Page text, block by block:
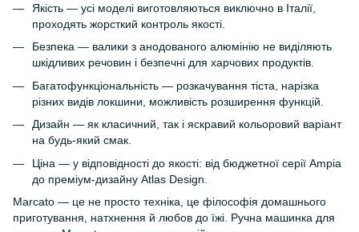
Якість — усі моделі виготовляються виключно в Італії,
проходять жорсткий контроль якості.
Безпека — валики з анодованого алюмінію не виділяють
шкідливих речовин і безпечні для харчових продуктів.
Багатофункціональність — розкачування тіста, нарізка
різних видів локшини, можливість розширення функцій.
Дизайн — як класичний, так і яскравий кольоровий варіант
на будь-який смак.
Ціна — у відповідності до якості: від бюджетної серії Ampia
до преміум-дизайну Atlas Design.
Marcato — це не просто техніка, це філософія домашнього
приготування, натхнення й любов до їжі. Ручна машинка для